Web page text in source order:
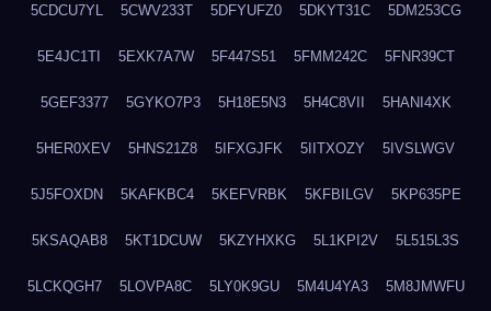
5CDCU7YL 5CWV233T 5DFYUFZ0 5DKYT31C 5DM253CG
5E4JC1TI 5EXK7A7W 5F447S51 5FMM242C 5FNR39CT
5GEF3377 5GYKO7P3 5H18E5N3 5H4C8VII 5HANI4XK
5HER0XEV 5HNS21Z8 5IFXGJFK 5IITXOZY 5IVSLWGV
5J5FOXDN 5KAFKBC4 5KEFVRBK 5KFBILGV 5KP635PE
5KSAQAB8 5KT1DCUW 5KZYHXKG 5L1KPI2V 5L515L3S
5LCKQGH7 5LOVPA8C 5LY0K9GU 5M4U4YA3 5M8JMWFU